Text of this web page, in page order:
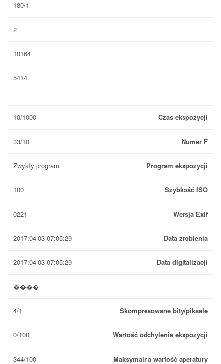
180/1
2
10164
5414
Czas ekspozycji
10/1000
Numer F
33/10
Program ekspozycji
Zwykły program
Szybkość ISO
100
Wersja Exif
0221
Data zrobienia
2017:04:03 07:05:29
Data digitalizacji
2017:04:03 07:05:29
����
Skompresowane bity/piksele
4/1
Wartość odchylenie ekspozycji
0/100
Maksymalna wartość aperatury
344/100